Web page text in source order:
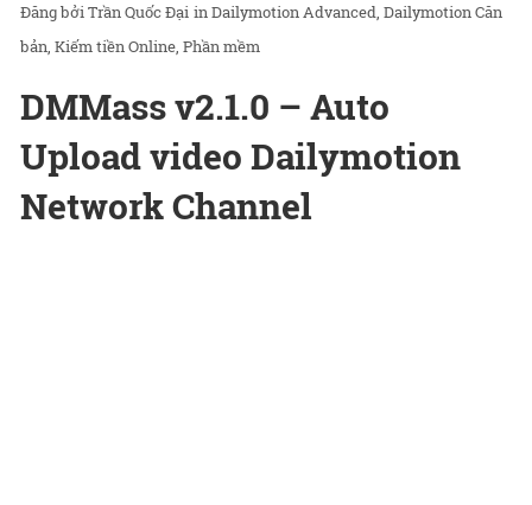
Trần Quốc Đại inDailymotion Advanced Dailymotion Căn
bản Kiếm tiền Online Phần mềm
DMMass v2.1.0 – Auto
Upload video Dailymotion
Network Channel